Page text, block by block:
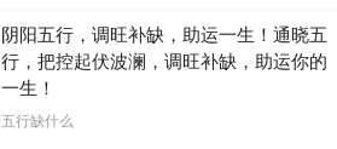
阴阳五行，调旺补缺，助运一生！通晓五
行，把控起伏波澜，调旺补缺，助运你的
一生！
五行缺什么